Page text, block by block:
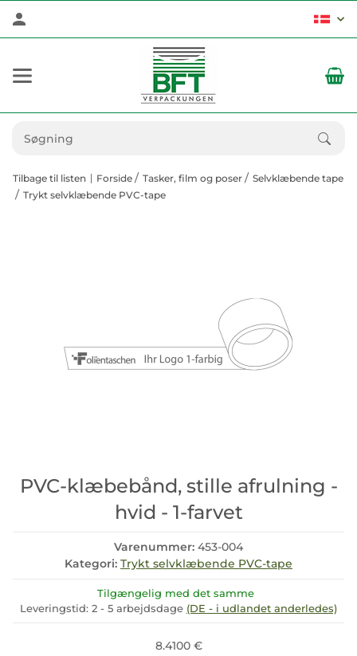
Tilbage til listen Forside Tasker, film og poser
Selvklæbende tape
Trykt selvklæbende PVC-tape
PVC-klæbebånd, stille afrulning -
hvid - 1-farvet
Varenummer: 453-004
Kategori: Trykt selvklæbende PVC-tape
Tilgængelig med det samme
Leveringstid: 2 - 5 arbejdsdage (DE - i udlandet anderledes)
8.4100 €